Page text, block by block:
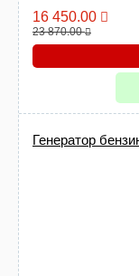
16 450.00
23 870.00
Генератор